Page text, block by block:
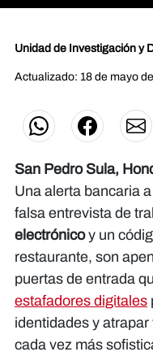
Unidad de Investigación y
Actualizado: 18 de mayo
San Pedro Sula,
Una alerta bancaria
falsa entrevista de
electrónicoy un
restaurante, son
puertas de entrada
estafadores digitales
identidades y
cada vez más